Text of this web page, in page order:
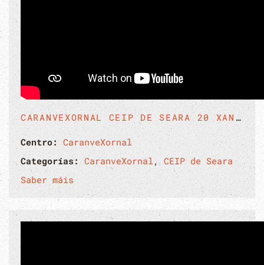
CARANVEXORNAL CEIP DE SEARA 20 XANEIRO
Centro: CaranveXornal
Categorías:CaranveXornal,CEIP de Seara
Saber máis